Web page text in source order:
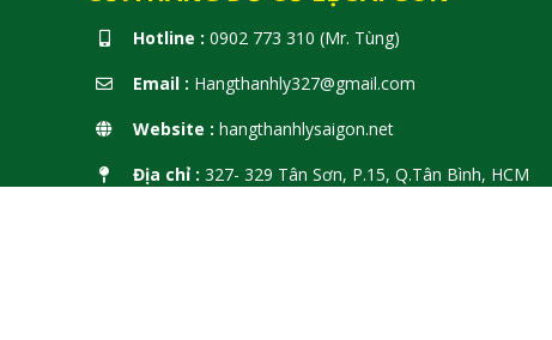
Hotline : 0902 773 310 (Mr. Tùng)
Email : Hangthanhly327@gmail.com
Website : hangthanhlysaigon.net
Địa chỉ : 327- 329 Tân Sơn, P.15, Q.Tân Bình, HCM